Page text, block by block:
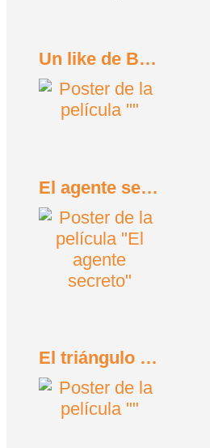
Un like de Bob Trevino (2024)
El agente secreto (2025)
El triángulo de la tristeza (2022)